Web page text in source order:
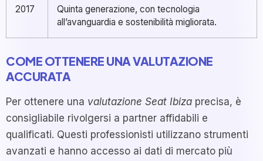
2017
Quinta generazione, con tecnologia
all’avanguardia e sostenibilità migliorata.
COME OTTENERE UNA VALUTAZIONE
ACCURATA
Per ottenere una valutazione Seat Ibiza precisa, è
consigliabile rivolgersi a partner affidabili e
qualificati. Questi professionisti utilizzano strumenti
avanzati e hanno accesso ai dati di mercato più